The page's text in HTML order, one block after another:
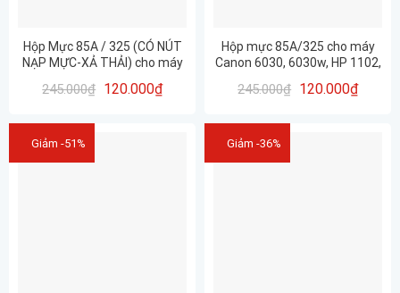
Hộp Mực 85A / 325 (CÓ NÚT
NẠP MỰC-XẢ THẢI) cho máy
– HP P1102, 1102w, M1212NF,
245.000₫ 120.000₫
Hộp mực 85A/325 cho máy
Canon 6030, 6030w, HP 1102,
245.000₫ 120.000₫
Giảm -51% Giảm -36%